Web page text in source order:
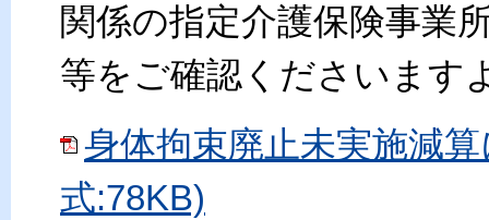
関係の指定介護保険事業
等をご確認くださいます
身体拘束廃止未実施減
式:78KB)